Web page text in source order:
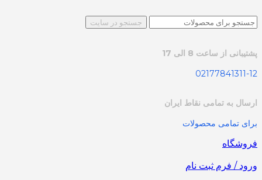
جستجو در سایت
پشتیبانی از ساعت 8 الی 17
02177841311-12
ارسال به تمامی نقاط ایران
برای تمامی محصولات
فروشگاه
ورود / فرم ثبت نام